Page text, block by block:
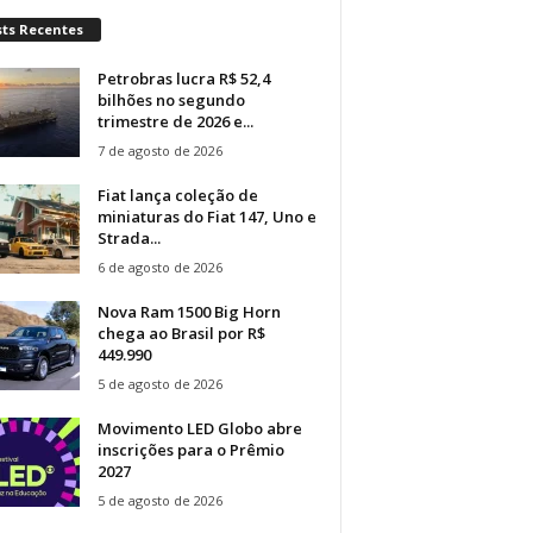
Recentes
Petrobras lucra R$ 52,4
bilhões no segundo
trimestre de 2026 e...
7 de agosto de 2026
Fiat lança coleção de
miniaturas do Fiat 147, Uno e
Strada...
6 de agosto de 2026
Nova Ram 1500 Big Horn
chega ao Brasil por R$
449.990
5 de agosto de 2026
Movimento LED Globo abre
inscrições para o Prêmio
2027
5 de agosto de 2026